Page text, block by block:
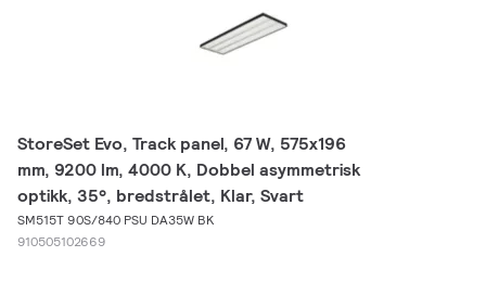
StoreSet Evo, Track panel, 67 W, 575x196
mm, 9200 lm, 4000 K, Dobbel asymmetrisk
optikk, 35°, bredstrålet, Klar, Svart
SM515T 90S/840 PSU DA35W BK
910505102669